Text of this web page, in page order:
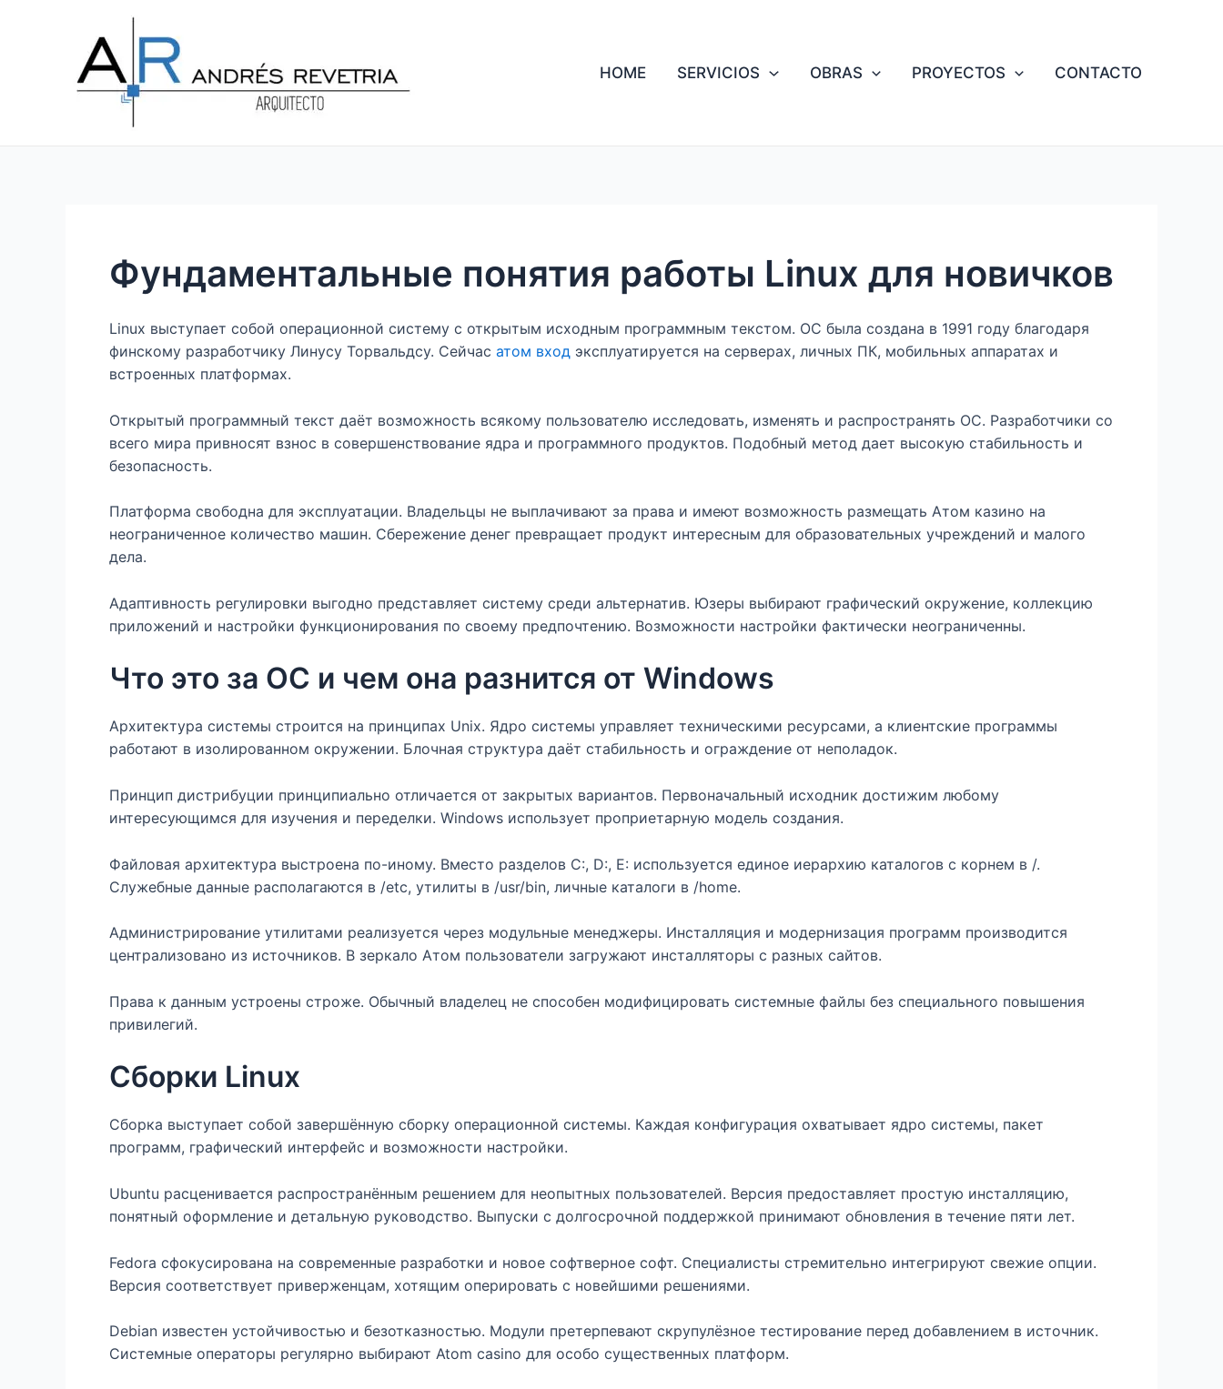
HOME
SERVICIOS OBRAS PROYECTOS CONTACTO
Фундаментальные понятия работы Linux для новичков
Linux выступает собой операционной систему с открытым исходным программным текстом. ОС была создана в 1991 году благодаря
финскому разработчику Линусу Торвальдсу. Сейчас атом вход эксплуатируется на серверах, личных ПК, мобильных аппаратах и
встроенных платформах.
Открытый программный текст даёт возможность всякому пользователю исследовать, изменять и распространять ОС. Разработчики со
всего мира привносят взнос в совершенствование ядра и программного продуктов. Подобный метод дает высокую стабильность и
безопасность.
Платформа свободна для эксплуатации. Владельцы не выплачивают за права и имеют возможность размещать Aтом казино на
неограниченное количество машин. Сбережение денег превращает продукт интересным для образовательных учреждений и малого
дела.
Адаптивность регулировки выгодно представляет систему среди альтернатив. Юзеры выбирают графический окружение, коллекцию
приложений и настройки функционирования по своему предпочтению. Возможности настройки фактически неограниченны.
Что это за ОС и чем она разнится от Windows
Архитектура системы строится на принципах Unix. Ядро системы управляет техническими ресурсами, а клиентские программы
работают в изолированном окружении. Блочная структура даёт стабильность и ограждение от неполадок.
Принцип дистрибуции принципиально отличается от закрытых вариантов. Первоначальный исходник достижим любому
интересующимся для изучения и переделки. Windows использует проприетарную модель создания.
Файловая архитектура выстроена по-иному. Вместо разделов C:, D:, E: используется единое иерархию каталогов с корнем в /.
Служебные данные располагаются в /etc, утилиты в /usr/bin, личные каталоги в /home.
Администрирование утилитами реализуется через модульные менеджеры. Инсталляция и модернизация программ производится
централизовано из источников. В зеркало Атом пользователи загружают инсталляторы с разных сайтов.
Права к данным устроены строже. Обычный владелец не способен модифицировать системные файлы без специального повышения
привилегий.
Сборки Linux
Сборка выступает собой завершённую сборку операционной системы. Каждая конфигурация охватывает ядро системы, пакет
программ, графический интерфейс и возможности настройки.
Ubuntu расценивается распространённым решением для неопытных пользователей. Версия предоставляет простую инсталляцию,
понятный оформление и детальную руководство. Выпуски с долгосрочной поддержкой принимают обновления в течение пяти лет.
Fedora сфокусирована на современные разработки и новое софтверное софт. Специалисты стремительно интегрируют свежие опции.
Версия соответствует приверженцам, хотящим оперировать с новейшими решениями.
Debian известен устойчивостью и безотказностью. Модули претерпевают скрупулёзное тестирование перед добавлением в источник.
Системные операторы регулярно выбирают Atom casino для особо существенных платформ.
entradas